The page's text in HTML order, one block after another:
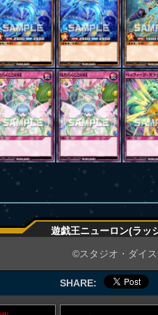
遊戯王ニューロン(ラッ
©スタジオ・ダイ
SHARE: